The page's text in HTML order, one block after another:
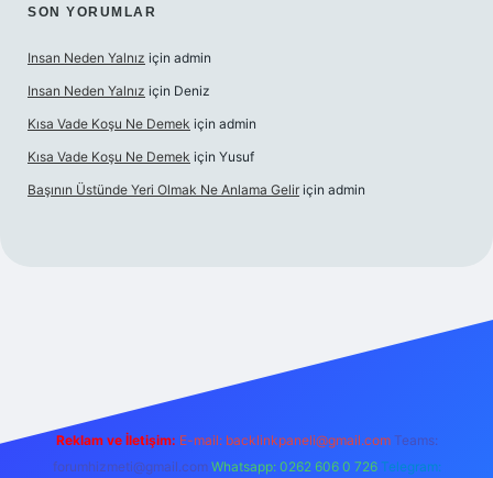
SON YORUMLAR
Insan Neden Yalnız için admin
Insan Neden Yalnız için Deniz
Kısa Vade Koşu Ne Demek için admin
Kısa Vade Koşu Ne Demek için Yusuf
Başının Üstünde Yeri Olmak Ne Anlama Gelir için admin
Reklam ve İletişim: E-mail: backlinkpaneli@gmail.com Teams:
forumhizmeti@gmail.com Whatsapp: 0262 606 0 726 Telegram: